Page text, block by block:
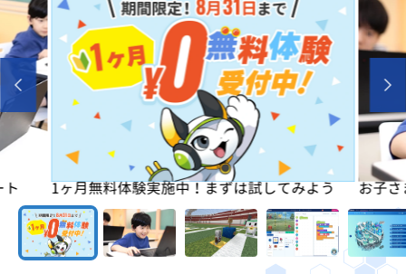
う お子さまの「楽しい」を学びの原動力に！ 初め